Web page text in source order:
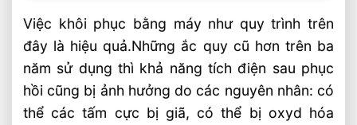
Việc khôi phục bằng máy như quy trình trên
đây là hiệu quả.Những ắc quy cũ hơn trên ba
năm sử dụng thì khả năng tích điện sau phục
hồi cũng bị ảnh hưởng do các nguyên nhân: có
thể các tấm cực bị giã, có thể bị oxyd hóa